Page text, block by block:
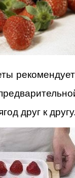
друг к